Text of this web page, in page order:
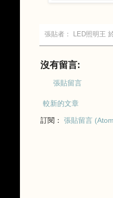
張貼者： LED照明王
沒有留言:
張貼留言
較新的文章
訂閱： 張貼留言